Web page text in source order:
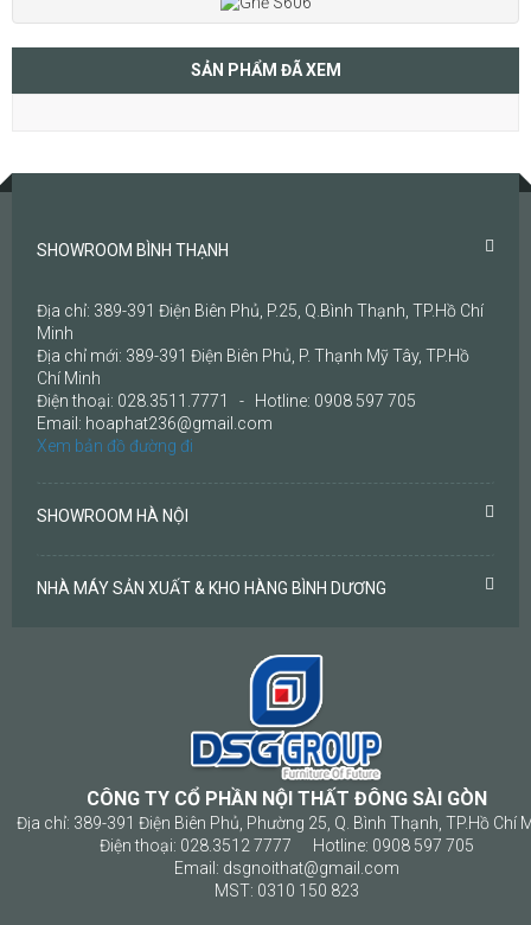
SẢN PHẨM ĐÃ XEM
SHOWROOM BÌNH THẠNH
Địa chỉ: 389-391 Điện Biên Phủ, P.25, Q.Bình Thạnh, TP.Hồ Chí
Minh
Địa chỉ mới: 389-391 Điện Biên Phủ, P. Thạnh Mỹ Tây, TP.Hồ
Chí Minh
Điện thoại: 028.3511.7771 - Hotline: 0908 597 705
Email: hoaphat236@gmail.com
Xem bản đồ đường đi
SHOWROOM HÀ NỘI
NHÀ MÁY SẢN XUẤT & KHO HÀNG BÌNH DƯƠNG
CÔNG TY CỔ PHẦN NỘI THẤT ĐÔNG SÀI GÒN
Địa chỉ: 389-391 Điện Biên Phủ, Phường 25, Q. Bình Thạnh, TP.Hồ Chí
Điện thoại: 028.3512 7777 Hotline: 0908 597 705
Email: dsgnoithat@gmail.com
MST: 0310 150 823